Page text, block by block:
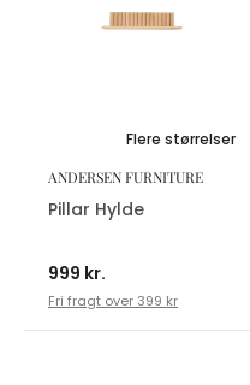
Flere størrelser
ANDERSEN FURNITURE
Pillar Hylde
999 kr.
Fri fragt over 399 kr